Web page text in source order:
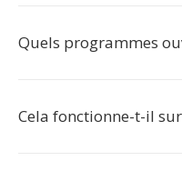
Quels programmes
Cela fonctionne-t-il